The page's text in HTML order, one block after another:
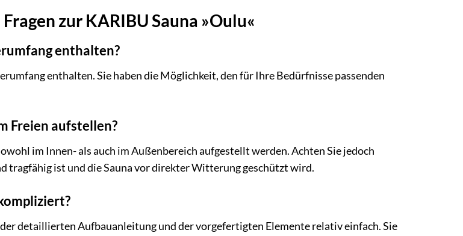
zur KARIBU Sauna »Oulu«
enthalten?
enthalten. Sie haben die Möglichkeit, den für Ihre Bedürfnisse passenden
Freien aufstellen?
im Innen- als auch im Außenbereich aufgestellt werden. Achten Sie jedoch
tragfähig ist und die Sauna vor direkter Witterung geschützt wird.
detaillierten Aufbauanleitung und der vorgefertigten Elemente relativ einfach. Sie